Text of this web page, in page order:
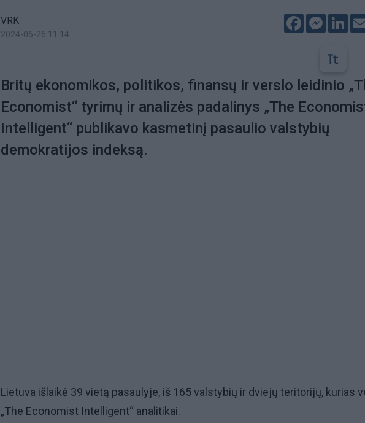
VRK
2024-06-26 11:14
Facebook
Britų ekonomikos, politikos, finansų ir verslo leidinio
Economist“ tyrimų ir analizės padalinys „The
Intelligent“ publikavo kasmetinį pasaulio valstybių
demokratijos indeksą.
Lietuva išlaikė 39 vietą pasaulyje, iš 165 valstybių ir dviejų teritorijų, kurias
„The Economist Intelligent“ analitikai.